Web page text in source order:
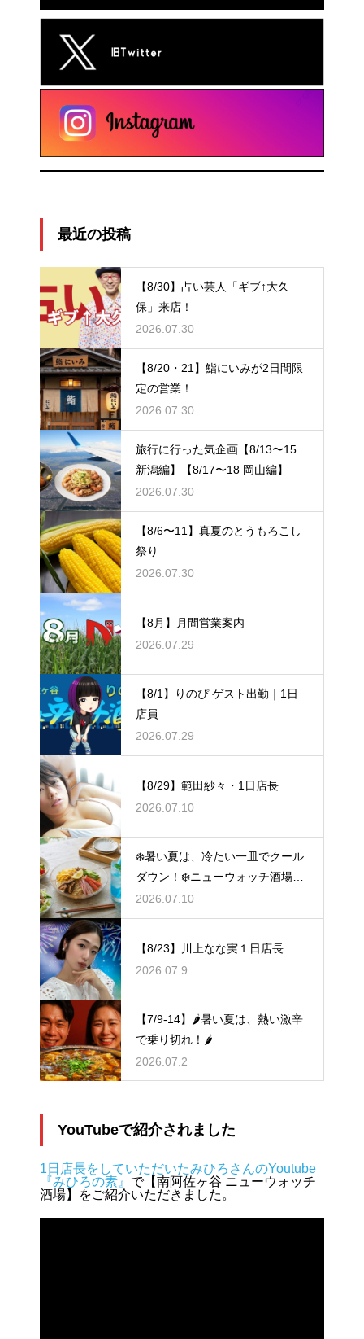
最近の投稿
【8/30】占い芸人「ギブ↑大久
保」来店！
2026.07.30
【8/20・21】鮨にいみが2日間限
定の営業！
2026.07.30
旅行に行った気企画【8/13〜15
新潟編】【8/17〜18 岡山編】
2026.07.30
【8/6〜11】真夏のとうもろこし
祭り
2026.07.30
【8月】月間営業案内
2026.07.29
【8/1】りのぴ ゲスト出勤｜1日
店員
2026.07.29
【8/29】範田紗々・1日店長
2026.07.10
❄️暑い夏は、冷たい一皿でクール
ダウン！❄️ニューウォッチ酒場🧊
冷やし祭り🧊
2026.07.10
【8/23】川上なな実１日店長
2026.07.9
【7/9-14】🌶️暑い夏は、熱い激辛
で乗り切れ！🌶️
2026.07.2
YouTubeで紹介されました
1日店長をしていただいたみひろさんのYoutube
『みひろの素』 で【南阿佐ヶ谷 ニューウォッチ
酒場】をご紹介いただきました。